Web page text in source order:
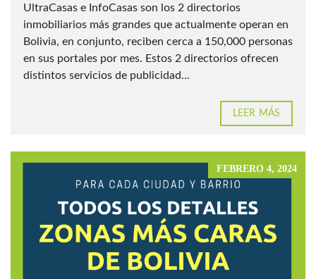
UltraCasas e InfoCasas son los 2 directorios
inmobiliarios más grandes que actualmente operan en
Bolivia, en conjunto, reciben cerca a 150,000 personas
en sus portales por mes. Estos 2 directorios ofrecen
distintos servicios de publicidad...
LEER MÁS
FEBRERO 4, 2024